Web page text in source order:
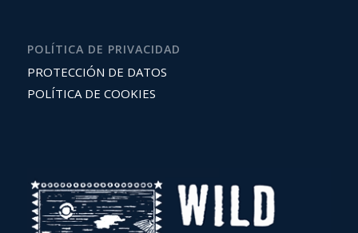
POLÍTICA DE PRIVACIDAD
PROTECCIÓN DE DATOS
POLÍTICA DE COOKIES